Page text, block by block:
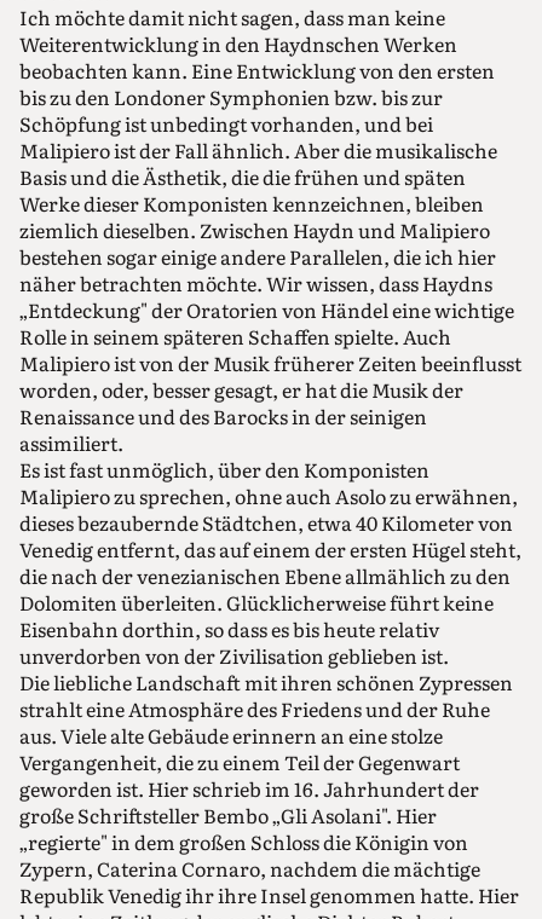
Ich möchte damit nicht sagen, dass man keine
Weiterentwicklung in den Haydnschen Werken
beobachten kann. Eine Entwicklung von den ersten
bis zu den Londoner Symphonien bzw. bis zur
Schöpfung ist unbedingt vorhanden, und bei
Malipiero ist der Fall ähnlich. Aber die musikalische
Basis und die Ästhetik, die die frühen und späten
Werke dieser Komponisten kennzeichnen, bleiben
ziemlich dieselben. Zwischen Haydn und Malipiero
bestehen sogar einige andere Parallelen, die ich hier
näher betrachten möchte. Wir wissen, dass Haydns
„Entdeckung" der Oratorien von Händel eine wichtige
Rolle in seinem späteren Schaffen spielte. Auch
Malipiero ist von der Musik früherer Zeiten beeinflusst
worden, oder, besser gesagt, er hat die Musik der
Renaissance und des Barocks in der seinigen
assimiliert.
Es ist fast unmöglich, über den Komponisten
Malipiero zu sprechen, ohne auch Asolo zu erwähnen,
dieses bezaubernde Städtchen, etwa 40 Kilometer von
Venedig entfernt, das auf einem der ersten Hügel steht,
die nach der venezianischen Ebene allmählich zu den
Dolomiten überleiten. Glücklicherweise führt keine
Eisenbahn dorthin, so dass es bis heute relativ
unverdorben von der Zivilisation geblieben ist.
Die liebliche Landschaft mit ihren schönen Zypressen
strahlt eine Atmosphäre des Friedens und der Ruhe
aus. Viele alte Gebäude erinnern an eine stolze
Vergangenheit, die zu einem Teil der Gegenwart
geworden ist. Hier schrieb im 16. Jahrhundert der
große Schriftsteller Bembo „Gli Asolani". Hier
„regierte" in dem großen Schloss die Königin von
Zypern, Caterina Cornaro, nachdem die mächtige
Republik Venedig ihr ihre Insel genommen hatte. Hier